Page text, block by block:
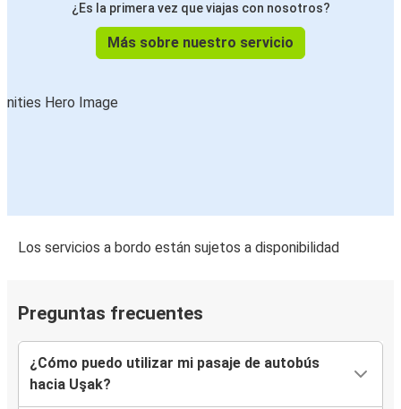
¿Es la primera vez que viajas con nosotros?
Más sobre nuestro servicio
Los servicios a bordo están sujetos a disponibilidad
Preguntas frecuentes
¿Cómo puedo utilizar mi pasaje de autobús
hacia Uşak?